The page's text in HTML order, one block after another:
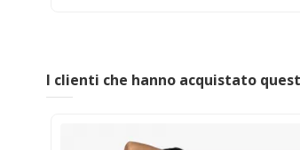
I clienti che hanno acquistato